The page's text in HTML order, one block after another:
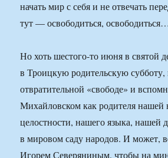
начать мир с себя и не отвечать
тут — освободиться, освободиться…
Но хоть шестого-то июня в святой
в Троицкую родительскую субботу,
отвратительной «свободе» и
Михайловском как родителя нашей
целостности, нашего языка, нашей
в мировом саду народов. И может,
Игорем Северяниным, чтобы на